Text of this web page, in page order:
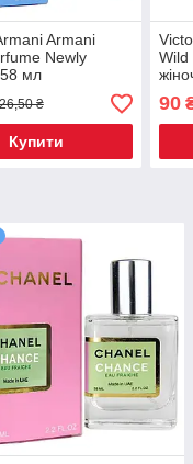
Armani
Newly
мл
₴
Купити
Wild
90